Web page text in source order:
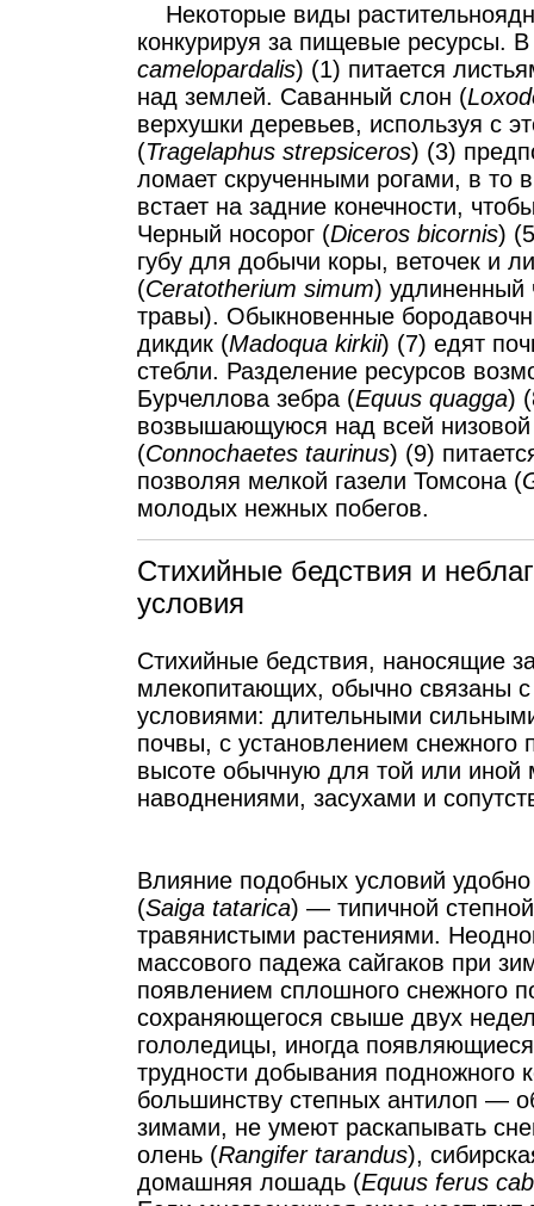
Некоторые виды
конкурируя за пищевые ресурсы.
camelopardalis) (1) питается
над землей. Саванный слон (
верхушки деревьев, используя с
(Tragelaphus strepsiceros) (3)
ломает скрученными рогами, в то
встает на задние конечности,
Черный носорог (Diceros bicornis)
губу для добычи коры, веточек и
(Ceratotherium simum) удлиненный
травы). Обыкновенные
дикдик (Madoqua kirkii) (7) едят
стебли. Разделение ресурсов
Бурчеллова зебра (Equus quagga)
возвышающуюся над всей низовой
(Connochaetes taurinus) (9)
позволяя мелкой газели Томсона (
молодых нежных побегов.
Стихийные бедствия и
условия
Стихийные бедствия, наносящие
млекопитающих, обычно связаны
условиями: длительными
почвы, с установлением
высоте обычную для той или иной
наводнениями, засухами и
Влияние подобных условий
(Saiga tatarica) — типичной
травянистыми растениями.
массового падежа сайгаков при
появлением сплошного снежного
сохраняющегося свыше двух
гололедицы, иногда
трудности добывания подножного
большинству степных антилоп —
зимами, не умеют раскапывать
олень (Rangifer tarandus),
домашняя лошадь (Equus ferus